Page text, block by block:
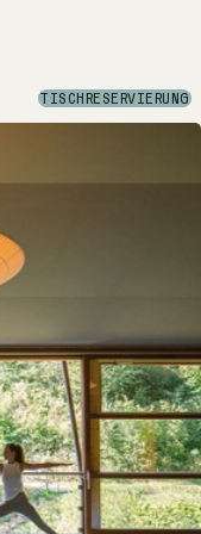
TISCHRESERVIERUNG